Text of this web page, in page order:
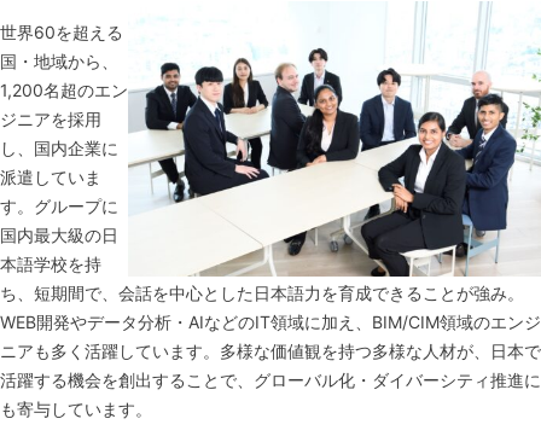
世界60を超える
国・地域から、
1,200名超のエン
ジニアを採用
し、国内企業に
派遣していま
す。グループに
国内最大級の日
本語学校を持
ち、短期間で、会話を中心とした日本語力を育成できることが強み。
WEB開発やデータ分析・AIなどのIT領域に加え、BIM/CIM領域のエンジ
ニアも多く活躍しています。多様な価値観を持つ多様な人材が、日本で
活躍する機会を創出することで、グローバル化・ダイバーシティ推進に
も寄与しています。